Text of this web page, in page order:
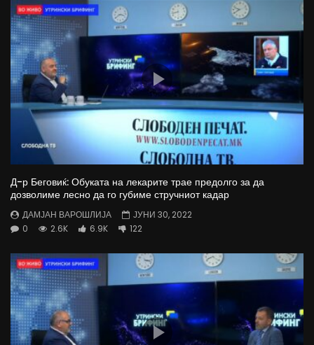
Д-р Беговиќ: Обуката на лекарите трае предолго за да
дозволиме лесно да го губиме стручниот кадар
ДАМЈАН ВАРОШЛИЈА
ЈУНИ 30, 2022
0
2.6K 6.9K 122